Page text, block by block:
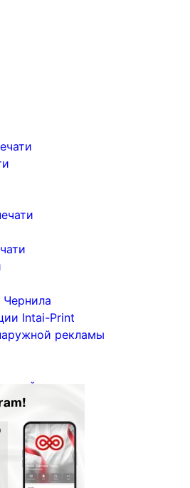
Чернила
Intai-Print
рекламы
печати